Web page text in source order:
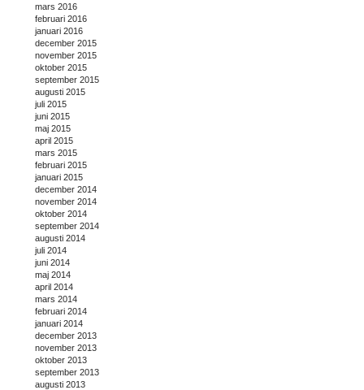
mars 2016
februari 2016
januari 2016
december 2015
november 2015
oktober 2015
september 2015
augusti 2015
juli 2015
juni 2015
maj 2015
april 2015
mars 2015
februari 2015
januari 2015
december 2014
november 2014
oktober 2014
september 2014
augusti 2014
juli 2014
juni 2014
maj 2014
april 2014
mars 2014
februari 2014
januari 2014
december 2013
november 2013
oktober 2013
september 2013
augusti 2013